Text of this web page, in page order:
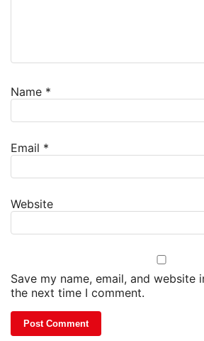
Name *
Email *
Website
Save my name, email, and website
the next time I comment.